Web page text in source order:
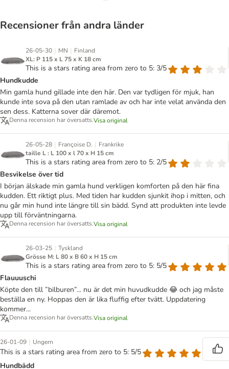
Recensioner från andra länder
26-05-30 | MN | Finland
XL: P 115 x L 75 x K 18 cm
This is a stars rating area from zero to 5: 3/5
Hundkudde
Min gamla hund gillade inte den här. Den var tydligen för mjuk, han
kunde inte sova på den utan ramlade av och har inte velat använda den
sen dess. Katterna sover där däremot.
Denna recension har översatts.Visa original
26-05-28 | Françoise D. | Frankrike
taille L : L 100 x l 70 x H 15 cm
This is a stars rating area from zero to 5: 2/5
Besvikelse över tid
I början älskade min gamla hund verkligen komforten på den här fina
kudden. Ett riktigt plus. Med tiden har kudden sjunkit ihop i mitten, och
nu går min hund inte längre till sin bädd. Synd att produkten inte levde
upp till förväntningarna.
Denna recension har översatts.Visa original
26-03-25 | Tyskland
Grösse M: L 80 x B 60 x H 15 cm
This is a stars rating area from zero to 5: 5/5
Flauuuschi
Köpte den till ”bilburen”... nu är det min huvudkudde 😂 och jag måste
beställa en ny. Hoppas den är lika fluffig efter tvätt. Uppdatering
kommer...
Denna recension har översatts.Visa original
26-01-09 | Ungern
This is a stars rating area from zero to 5: 5/5
Hundbädd